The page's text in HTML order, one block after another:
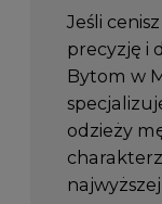
Jeśli
precyzję i
Bytom w
odzieży